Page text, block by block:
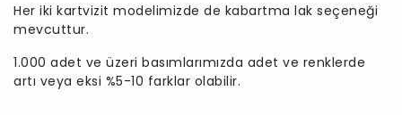
Her iki kartvizit modelimizde de kabartma lak seçeneği
mevcuttur.
1.000 adet ve üzeri basımlarımızda adet ve renklerde
artı veya eksi %5-10 farklar olabilir.